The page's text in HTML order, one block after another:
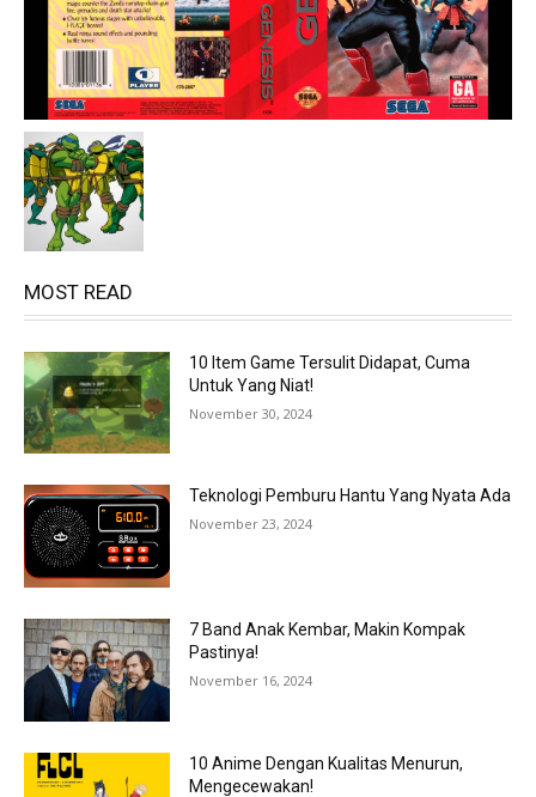
MOST READ
10 Item Game Tersulit Didapat, Cuma
Untuk Yang Niat!
November 30, 2024
Teknologi Pemburu Hantu Yang Nyata Ada
November 23, 2024
7 Band Anak Kembar, Makin Kompak
Pastinya!
November 16, 2024
10 Anime Dengan Kualitas Menurun,
Mengecewakan!